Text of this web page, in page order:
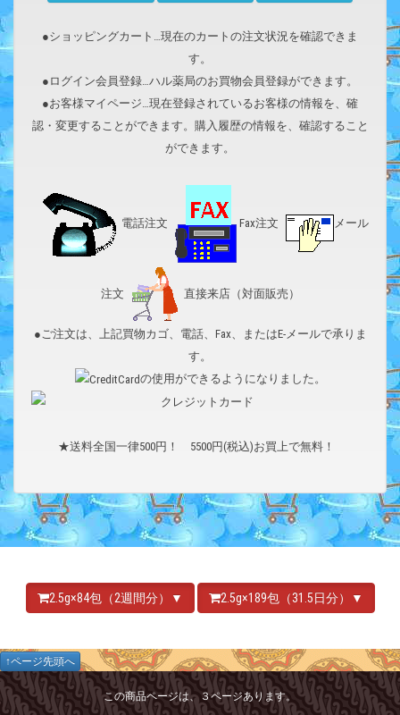
●ショッピングカート…現在のカートの注文状況を確認できま
す。
●ログイン会員登録…ハル薬局のお買物会員登録ができます。
●お客様マイページ…現在登録されているお客様の情報を、確
認・変更することができます。購入履歴の情報を、確認すること
ができます。
電話注文 Fax注文 メール
注文 直接来店（対面販売）
●ご注文は、上記買物カゴ、電話、Fax、またはE-メールで承りま
す。
の使用ができるようになりました。
★送料全国一律500円！ 5500円(税込)お買上で無料！
2.5g×84包（2週間分）▼ 2.5g×189包（31.5日分）▼
↑ページ先頭へ
この商品ページは、３ページあります。